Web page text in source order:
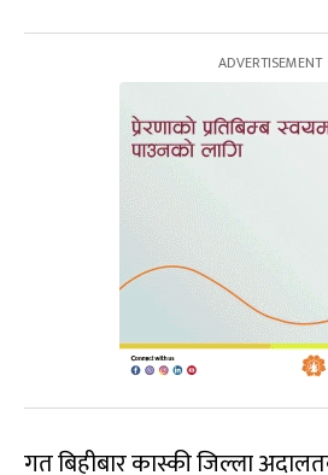
गत बिहीबार कास्की जिल्ला